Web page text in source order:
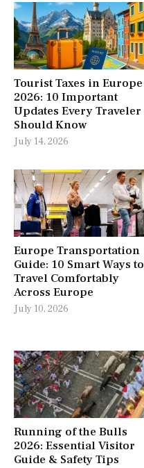
Tourist Taxes in Europe
2026: 10 Important
Updates Every Traveler
Should Know
July 14, 2026
Europe Transportation
Guide: 10 Smart Ways to
Travel Comfortably
Across Europe
July 10, 2026
Running of the Bulls
2026: Essential Visitor
Guide & Safety Tips